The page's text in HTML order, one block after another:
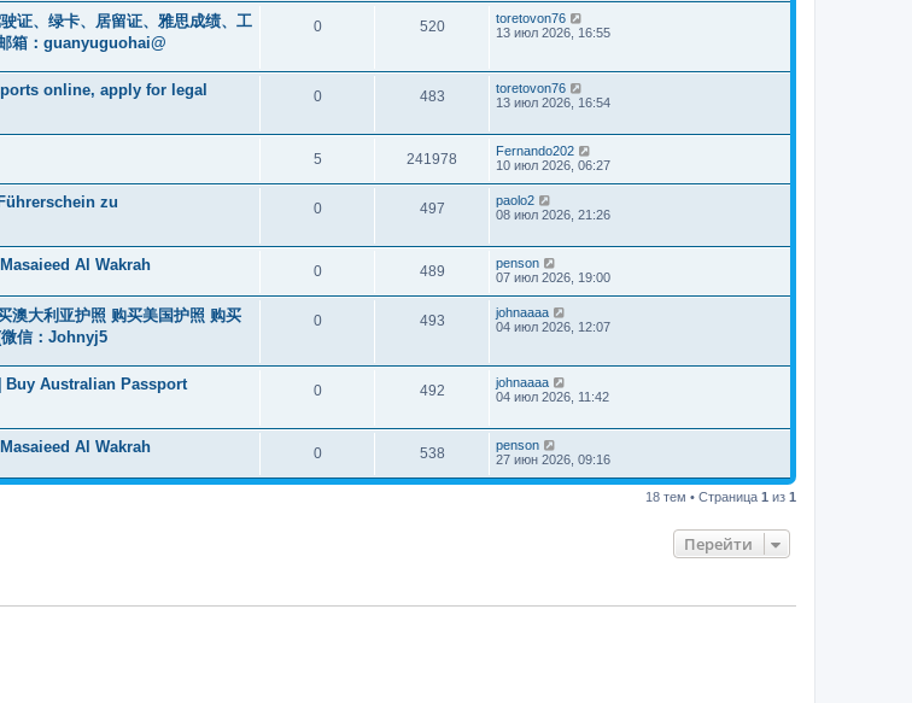
证、绿卡、居留证、雅思成绩、工
箱：guanyuguohai@
0 520
toretovon76
13 июл 2026, 16:55
online, apply for legal
0 483
toretovon76
13 июл 2026, 16:54
5 241978
Fernando202
10 июл 2026, 06:27
zu
0 497
paolo2
08 июл 2026, 21:26
Al Wakrah 0 489
penson
07 июл 2026, 19:00
澳大利亚护照 购买美国护照 购买
微信：Johnyj5
0 493
johnaaaa
04 июл 2026, 12:07
Buy Australian Passport
0 492
johnaaaa
04 июл 2026, 11:42
Al Wakrah 0 538
penson
27 июн 2026, 09:16
18 тем • Страница 1 из 1
Перейти